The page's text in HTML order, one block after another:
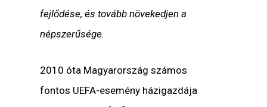
fejlődése, és tovább növekedjen a
népszerűsége.
2010 óta Magyarország számos
fontos UEFA-esemény házigazdája